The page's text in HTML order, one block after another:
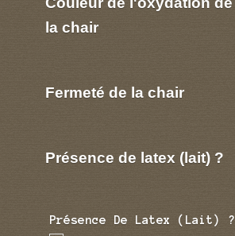
la chair
Fermeté de la chair
Présence de latex (lait) ?
Présence De Latex (lait) ?